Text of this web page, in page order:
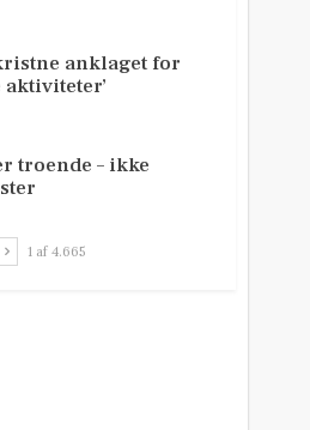
anklaget for
aktiviteter’
troende – ikke
1 af 4.665